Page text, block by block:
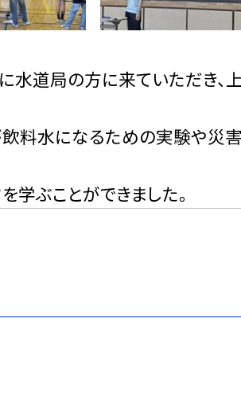
水道局の方に来ていただき、
料水になるための実験や災
学ぶことができました。